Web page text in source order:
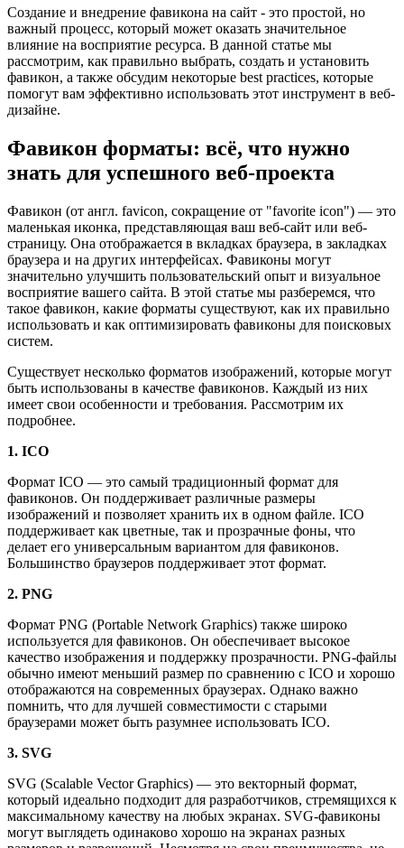
Создание и внедрение фавикона на сайт - это простой, но
важный процесс, который может оказать значительное
влияние на восприятие ресурса. В данной статье мы
рассмотрим, как правильно выбрать, создать и установить
фавикон, а также обсудим некоторые best practices, которые
помогут вам эффективно использовать этот инструмент в веб-
дизайне.
Фавикон форматы: всё, что нужно
знать для успешного веб-проекта
Фавикон (от англ. favicon, сокращение от "favorite icon") — это
маленькая иконка, представляющая ваш веб-сайт или веб-
страницу. Она отображается в вкладках браузера, в закладках
браузера и на других интерфейсах. Фавиконы могут
значительно улучшить пользовательский опыт и визуальное
восприятие вашего сайта. В этой статье мы разберемся, что
такое фавикон, какие форматы существуют, как их правильно
использовать и как оптимизировать фавиконы для поисковых
систем.
Существует несколько форматов изображений, которые могут
быть использованы в качестве фавиконов. Каждый из них
имеет свои особенности и требования. Рассмотрим их
подробнее.
1. ICO
Формат ICO — это самый традиционный формат для
фавиконов. Он поддерживает различные размеры
изображений и позволяет хранить их в одном файле. ICO
поддерживает как цветные, так и прозрачные фоны, что
делает его универсальным вариантом для фавиконов.
Большинство браузеров поддерживает этот формат.
2. PNG
Формат PNG (Portable Network Graphics) также широко
используется для фавиконов. Он обеспечивает высокое
качество изображения и поддержку прозрачности. PNG-файлы
обычно имеют меньший размер по сравнению с ICO и хорошо
отображаются на современных браузерах. Однако важно
помнить, что для лучшей совместимости с старыми
браузерами может быть разумнее использовать ICO.
3. SVG
SVG (Scalable Vector Graphics) — это векторный формат,
который идеально подходит для разработчиков, стремящихся к
максимальному качеству на любых экранах. SVG-фавиконы
могут выглядеть одинаково хорошо на экранах разных